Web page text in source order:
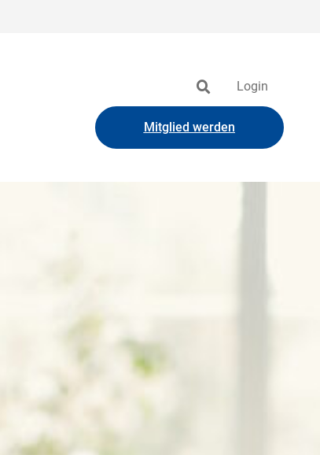
Login
Mitglied werden